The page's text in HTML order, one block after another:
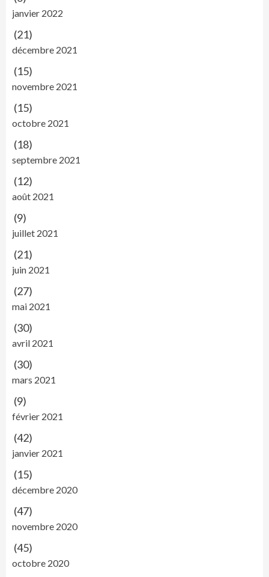
janvier 2022
(21)
décembre 2021
(15)
novembre 2021
(15)
octobre 2021
(18)
septembre 2021
(12)
août 2021
(9)
juillet 2021
(21)
juin 2021
(27)
mai 2021
(30)
avril 2021
(30)
mars 2021
(9)
février 2021
(42)
janvier 2021
(15)
décembre 2020
(47)
novembre 2020
(45)
octobre 2020